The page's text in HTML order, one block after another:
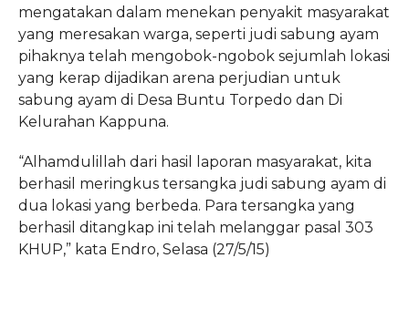
mengatakan dalam menekan penyakit masyarakat
yang meresakan warga, seperti judi sabung ayam
pihaknya telah mengobok-ngobok sejumlah lokasi
yang kerap dijadikan arena perjudian untuk
sabung ayam di Desa Buntu Torpedo dan Di
Kelurahan Kappuna.
“Alhamdulillah dari hasil laporan masyarakat, kita
berhasil meringkus tersangka judi sabung ayam di
dua lokasi yang berbeda. Para tersangka yang
berhasil ditangkap ini telah melanggar pasal 303
KHUP,” kata Endro, Selasa (27/5/15)